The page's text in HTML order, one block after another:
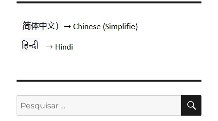
Pesquisar
por: